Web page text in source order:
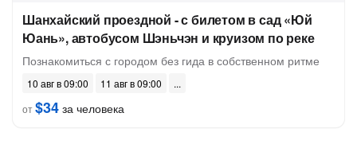
Шанхайский проездной - с билетом в сад «Юй
Юань», автобусом Шэньчэн и круизом по реке
Познакомиться с городом без гида в собственном ритме
10 авг в 09:00
11 авг в 09:00
от$34 за человека